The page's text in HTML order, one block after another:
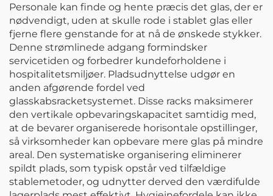
Personale kan finde og hente præcis det glas, der er
nødvendigt, uden at skulle rode i stablet glas eller
fjerne flere genstande for at nå de ønskede stykker.
Denne strømlinede adgang formindsker
servicetiden og forbedrer kundeforholdene i
hospitalitetsmiljøer. Pladsudnyttelse udgør en
anden afgørende fordel ved
glasskabsracketsystemet. Disse racks maksimerer
den vertikale opbevaringskapacitet samtidig med,
at de bevarer organiserede horisontale opstillinger,
så virksomheder kan opbevare mere glas på mindre
areal. Den systematiske organisering eliminerer
spildt plads, som typisk opstår ved tilfældige
stablemetoder, og udnytter derved den værdifulde